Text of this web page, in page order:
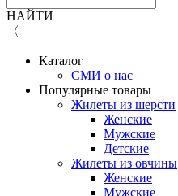
НАЙТИ
〈
Каталог
СМИ о нас
Популярные товары
Жилеты из шерсти
Женские
Мужские
Детские
Жилеты из овчины
Женские
Мужские